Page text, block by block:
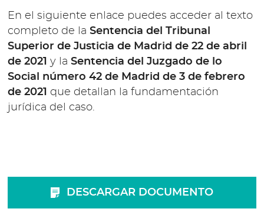
En el siguiente enlace puedes acceder al texto
completo de laSentencia del Tribunal
Superior de Justicia de Madrid de 22 de abril
de 2021 y laSentencia del Juzgado de lo
Social número 42 de Madrid de 3 de febrero
de 2021 que detallan la fundamentación
jurídica del caso.
DESCARGAR DOCUMENTO